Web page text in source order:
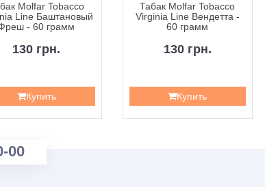
Molfar Tobacco
Line Баштановый
- 60 грамм
130 грн.
Купить
Табак Molfar Tobacco
Virginia Line Вендетта -
60 грамм
130 грн.
Купить
00